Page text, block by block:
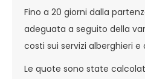
Fino a 20 giorni dalla
adeguata a seguito della
costi sui servizi alberghieri e
Le quote sono state